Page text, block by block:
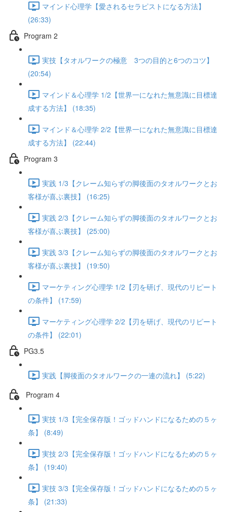
マインド心理学【愛されるセラピストになる方法】
(26:33)
Program 2
実技【タオルワークの極意 3つの目的と6つのコツ】
(20:54)
マインド＆心理学 1/2【世界一になれた無意識に目標達
成する方法】 (18:35)
マインド＆心理学 2/2【世界一になれた無意識に目標達
成する方法】 (22:44)
Program 3
実践 1/3【クレーム知らずの脚後面のタオルワークとお
客様が喜ぶ裏技】 (16:25)
実践 2/3【クレーム知らずの脚後面のタオルワークとお
客様が喜ぶ裏技】 (25:00)
実践 3/3【クレーム知らずの脚後面のタオルワークとお
客様が喜ぶ裏技】 (19:50)
マーケティング心理学 1/2【刃を研げ、現代のリピート
の条件】 (17:59)
マーケティング心理学 2/2【刃を研げ、現代のリピート
の条件】 (22:01)
PG3.5
実践【脚後面のタオルワークの一連の流れ】 (5:22)
Program 4
実技 1/3【完全保存版！ゴッドハンドになるための５ヶ
条】 (8:49)
実技 2/3【完全保存版！ゴッドハンドになるための５ヶ
条】 (19:40)
実技 3/3【完全保存版！ゴッドハンドになるための５ヶ
条】 (21:33)